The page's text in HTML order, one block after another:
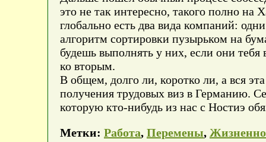
это не так интересно, такого полно на
глобально есть два вида компаний:
алгоритм сортировки пузырьком на
будешь выполнять у них, если они
ко вторым.
В общем, долго ли, коротко ли, а вся
получения трудовых виз в Германию.
которую кто-нибудь из нас с Ностиэ
Метки: Работа, Перемены,